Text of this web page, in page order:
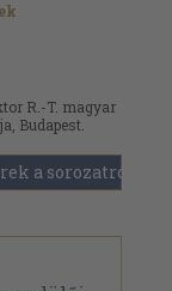
R.-T. magyar
Budapest.
a sorozatról